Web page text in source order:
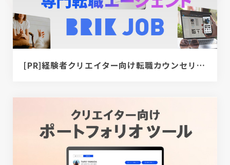
[PR]経験者クリエイター向け転職カウンセリング｜デザイナー / ディレクター / エンジニア